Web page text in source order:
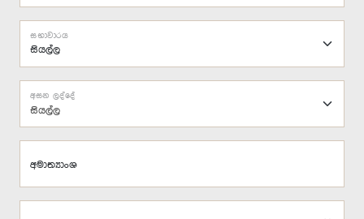
සභාවාරය
සියල්ල
අසන ලද්දේ
අමාත්‍යාංශ